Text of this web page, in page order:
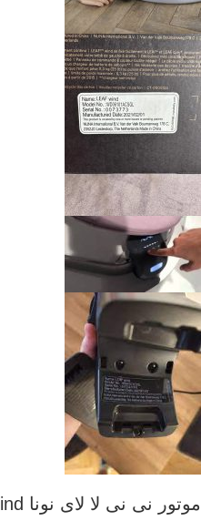
موتور نی نی لا لای نونا Nuna Leaf Wind